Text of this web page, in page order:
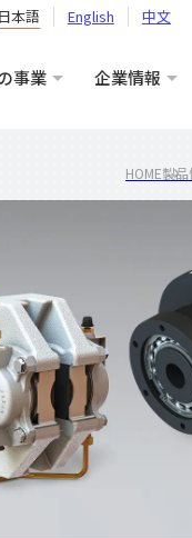
事業 企業情報
日本語 English 中文
HOME製品